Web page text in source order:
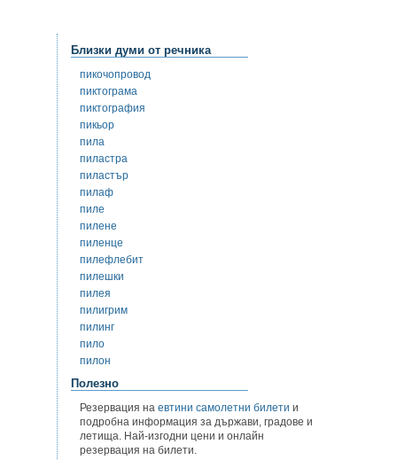
Близки думи от речника
пикочопровод
пиктограма
пиктография
пикьор
пила
пиластра
пиластър
пилаф
пиле
пилене
пиленце
пилефлебит
пилешки
пилея
пилигрим
пилинг
пило
пилон
Полезно
Резервация на евтини самолетни билети и
подробна информация за държави, градове и
летища. Най-изгодни цени и онлайн
резервация на билети.